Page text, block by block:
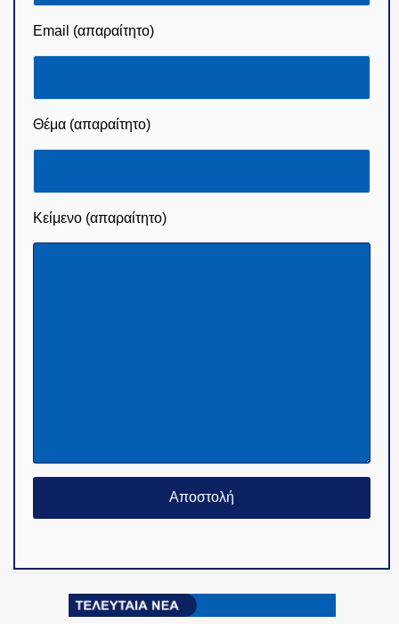
Email (απαραίτητο)
Θέμα (απαραίτητο)
Κείμενο (απαραίτητο)